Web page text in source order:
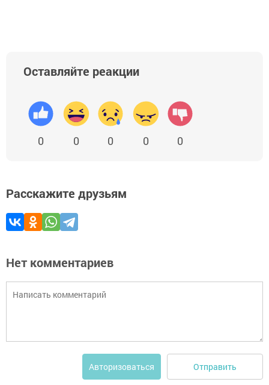
Оставляйте реакции
0 0 0 0 0
Расскажите друзьям
Нет комментариев
Авторизоваться Отправить